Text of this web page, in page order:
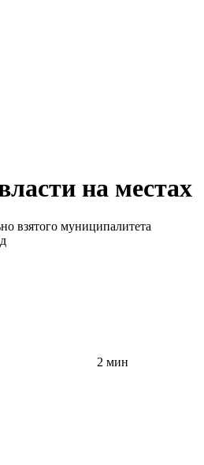
на местах
взятого муниципалитета
2 мин